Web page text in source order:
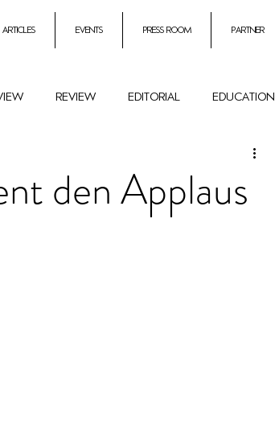
articles events press room partner
review editorial education
den Applaus